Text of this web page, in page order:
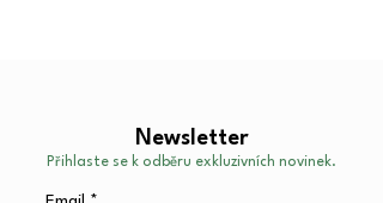
Newsletter
Přihlaste se k odběru exkluzivních novinek.